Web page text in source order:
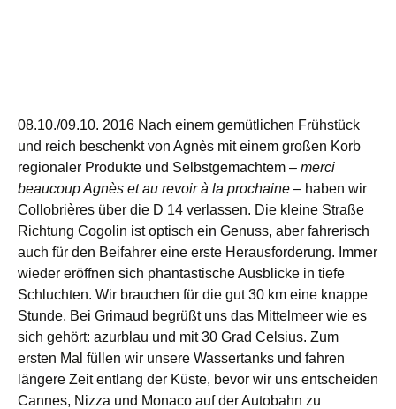
08.10./09.10. 2016 Nach einem gemütlichen Frühstück
und reich beschenkt von Agnès mit einem großen Korb
regionaler Produkte und Selbstgemachtem – merci
beaucoup Agnès et au revoir à la prochaine – haben wir
Collobrières über die D 14 verlassen. Die kleine Straße
Richtung Cogolin ist optisch ein Genuss, aber fahrerisch
auch für den Beifahrer eine erste Herausforderung. Immer
wieder eröffnen sich phantastische Ausblicke in tiefe
Schluchten. Wir brauchen für die gut 30 km eine knappe
Stunde. Bei Grimaud begrüßt uns das Mittelmeer wie es
sich gehört: azurblau und mit 30 Grad Celsius. Zum
ersten Mal füllen wir unsere Wassertanks und fahren
längere Zeit entlang der Küste, bevor wir uns entscheiden
Cannes, Nizza und Monaco auf der Autobahn zu